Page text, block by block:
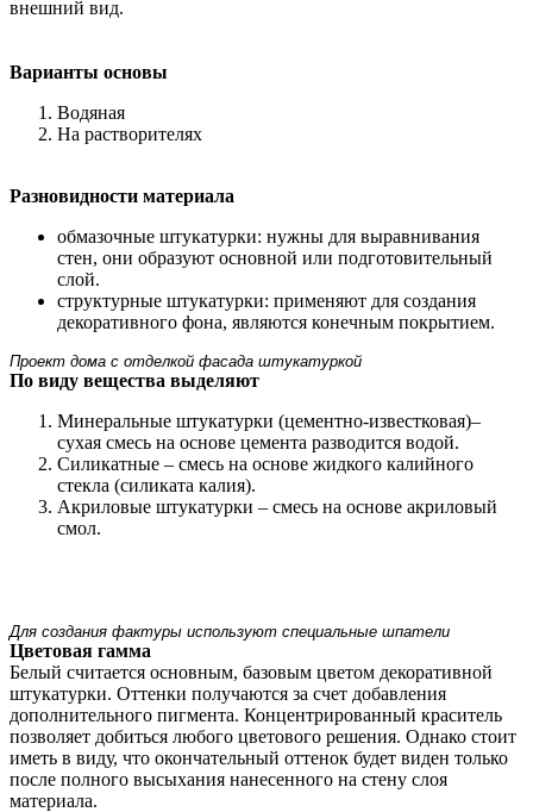
внешний вид.
Варианты основы
Водяная
На растворителях
Разновидности материала
обмазочные штукатурки: нужны для выравнивания
стен, они образуют основной или подготовительный
слой.
структурные штукатурки: применяют для создания
декоративного фона, являются конечным покрытием.
Проект дома с отделкой фасада штукатуркой
По виду вещества выделяют
Минеральные штукатурки (цементно-известковая)–
сухая смесь на основе цемента разводится водой.
Силикатные – смесь на основе жидкого калийного
стекла (силиката калия).
Акриловые штукатурки – смесь на основе акриловый
смол.
Для создания фактуры используют специальные шпатели
Цветовая гамма
Белый считается основным, базовым цветом декоративной
штукатурки. Оттенки получаются за счет добавления
дополнительного пигмента. Концентрированный краситель
позволяет добиться любого цветового решения. Однако стоит
иметь в виду, что окончательный оттенок будет виден только
после полного высыхания нанесенного на стену слоя
материала.